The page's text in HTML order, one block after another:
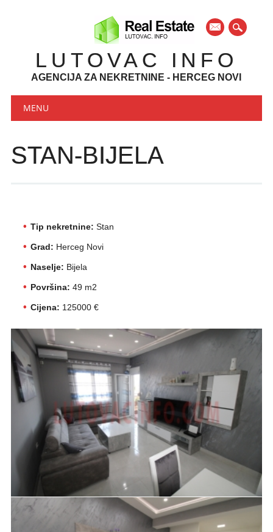
mail
LUTOVAC INFO
AGENCIJA ZA NEKRETNINE - HERCEG NOVI
Main menu
MENU
STAN-BIJELA
Tip nekretnine: Stan
Grad: Herceg Novi
Naselje: Bijela
Površina: 49 m2
Cijena: 125000 €